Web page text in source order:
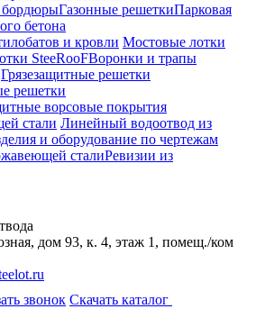
бордюрыГазонные решеткиПарковая
бетона
и кровли Мостовые лотки
SteeRooFВоронки и трапы
Грязезащитные решетки
решетки
ворсовые покрытия
стали Линейный водоотвод из
и оборудование по чертежам
сталиРевизии из
дом 93, к. 4, этаж 1, помещ./ком
звонок Скачать каталог